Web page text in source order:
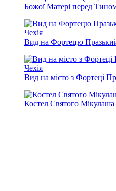
Божої Матері перед
Вид на Фортецю
Вид на місто з Фортеці
Костел Святого Мікулаша